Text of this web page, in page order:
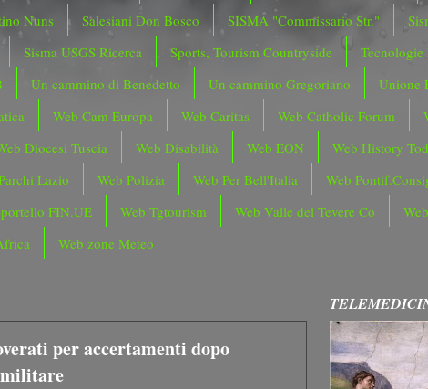
Nuns Salesiani Don Bosco SISMA "Commissario Str."
Sisma USGS Ricerca Sports, Tourism Countryside
Tecnologie
Un cammino di Benedetto Un cammino Gregoriano
Unione
Web Cam Europa Web Caritas Web Catholic Forum
Diocesi Tuscia Web Disabilità Web EON
Web History
Lazio Web Polizia Web Per Bell'Italia
Web
FIN.UE Web Tgtourism Web Valle del Tevere Co
Web zone Meteo
per accertamenti dopo
militare